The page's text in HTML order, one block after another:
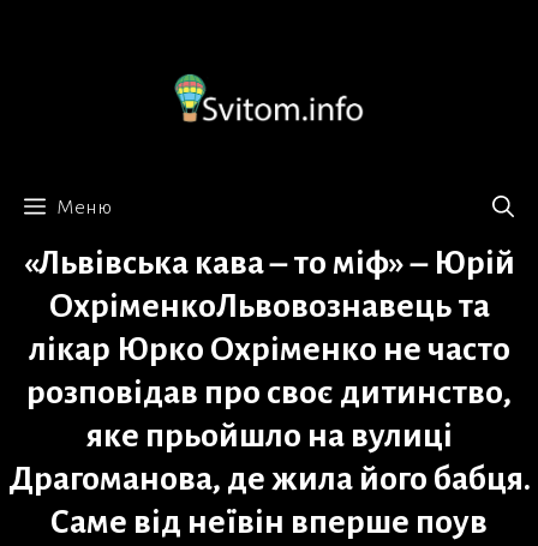
Меню
«Львівська кава – то міф» – Юрій
ОхріменкоЛьвовознавець та
лікар Юрко Охріменко не часто
розповідав про своє дитинство,
яке прьойшло на вулиці
Драгоманова, де жила його бабця.
Саме від неївін вперше поув